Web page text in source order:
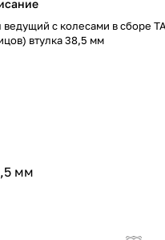
ведущий с колесами в сборе
втулка 38,5 мм
мм